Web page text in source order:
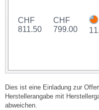
CHF
811.50
CHF
799.00
Dies ist eine Einladung zur
Herstellerangabe mit
abweichen.